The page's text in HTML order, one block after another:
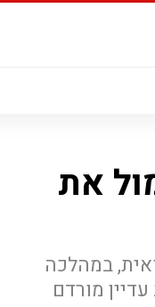
את
במהלכה
מורדם